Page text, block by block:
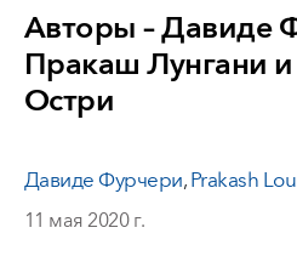
Авторы – Давиде
Пракаш Лунгани
Остри
Давиде Фурчери,Prakash
11 мая 2020 г.